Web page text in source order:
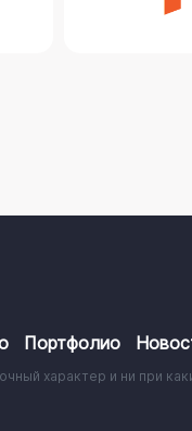
Портфолио
характер и ни при